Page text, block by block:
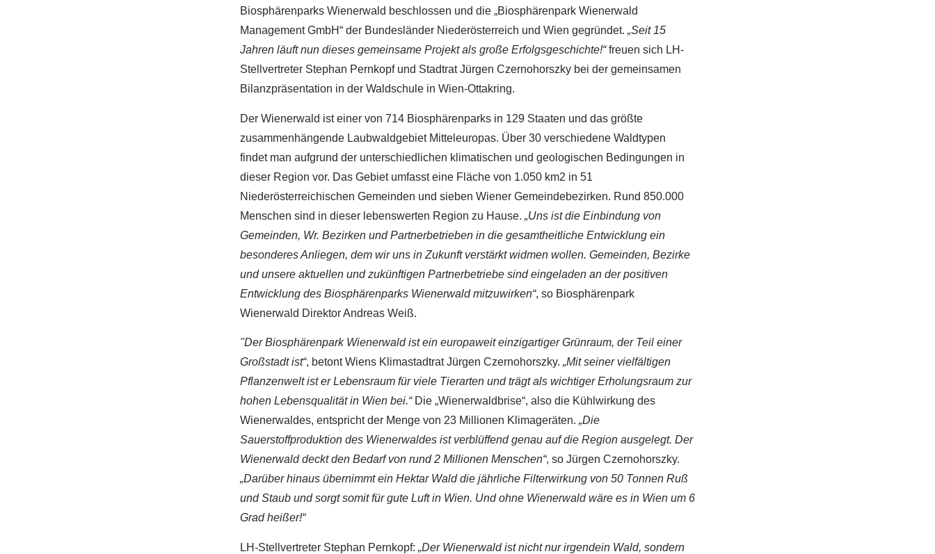
Biosphärenparks Wienerwald beschlossen und die „Biosphärenpark Wienerwald
Management GmbH“ der Bundesländer Niederösterreich und Wien gegründet. „Seit 15
Jahren läuft nun dieses gemeinsame Projekt als große Erfolgsgeschichte!“freuen sich LH-
Stellvertreter Stephan Pernkopf und Stadtrat Jürgen Czernohorszky bei der gemeinsamen
Bilanzpräsentation in der Waldschule in Wien-Ottakring.
Der Wienerwald ist einer von 714 Biosphärenparks in 129 Staaten und das größte
zusammenhängende Laubwaldgebiet Mitteleuropas. Über 30 verschiedene Waldtypen
findet man aufgrund der unterschiedlichen klimatischen und geologischen Bedingungen in
dieser Region vor. Das Gebiet umfasst eine Fläche von 1.050 km2 in 51
Niederösterreichischen Gemeinden und sieben Wiener Gemeindebezirken. Rund 850.000
Menschen sind in dieser lebenswerten Region zu Hause. „Uns ist die Einbindung von
Gemeinden, Wr. Bezirken und Partnerbetrieben in die gesamtheitliche Entwicklung ein
besonderes Anliegen, dem wir uns in Zukunft verstärkt widmen wollen. Gemeinden, Bezirke
und unsere aktuellen und zukünftigen Partnerbetriebe sind eingeladen an der positiven
Entwicklung des Biosphärenparks Wienerwald mitzuwirken“, so Biosphärenpark
Wienerwald Direktor Andreas Weiß.
"Der Biosphärenpark Wienerwald ist ein europaweit einzigartiger Grünraum, der Teil einer
Großstadt ist“, betont Wiens Klimastadtrat Jürgen Czernohorszky. „Mit seiner vielfältigen
Pflanzenwelt ist er Lebensraum für viele Tierarten und trägt als wichtiger Erholungsraum zur
hohen Lebensqualität in Wien bei.“Die „Wienerwaldbrise“, also die Kühlwirkung des
Wienerwaldes, entspricht der Menge von 23 Millionen Klimageräten. „Die
Sauerstoffproduktion des Wienerwaldes ist verblüffend genau auf die Region ausgelegt. Der
Wienerwald deckt den Bedarf von rund 2 Millionen Menschen“, so Jürgen Czernohorszky.
„Darüber hinaus übernimmt ein Hektar Wald die jährliche Filterwirkung von 50 Tonnen Ruß
und Staub und sorgt somit für gute Luft in Wien. Und ohne Wienerwald wäre es in Wien um 6
Grad heißer!“
LH-Stellvertreter Stephan Pernkopf: „Der Wienerwald ist nicht nur irgendein Wald, sondern